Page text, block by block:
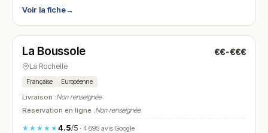
Voir la fiche→
N° 21
La Boussole €€-€€€
La Rochelle
Française Européenne
Livraison :Non renseignée
Réservation en ligne :Non renseignée
★★★★★4.5/5· 4 695 avis Google